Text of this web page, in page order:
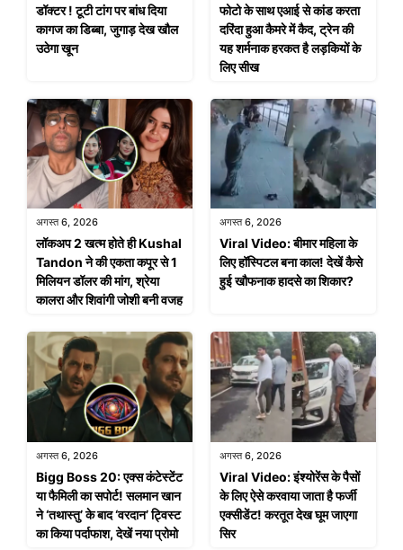
डॉक्टर ! टूटी टांग पर बांध दिया
कागज का डिब्बा, जुगाड़ देख खौल
उठेगा खून
फोटो के साथ एआई से कांड करता
दरिंदा हुआ कैमरे में कैद, ट्रेन की
यह शर्मनाक हरकत है लड़कियों के
लिए सीख
अगस्त 6, 2026
लॉकअप 2 खत्म होते ही Kushal
Tandon ने की एकता कपूर से 1
मिलियन डॉलर की मांग, श्रेया
कालरा और शिवांगी जोशी बनी वजह
अगस्त 6, 2026
Viral Video: बीमार महिला के
लिए हॉस्पिटल बना काल! देखें कैसे
हुई खौफनाक हादसे का शिकार?
अगस्त 6, 2026
Bigg Boss 20: एक्स कंटेस्टेंट
या फैमिली का सपोर्ट! सलमान खान
ने ‘तथास्तु’ के बाद ‘वरदान’ ट्विस्ट
का किया पर्दाफाश, देखें नया प्रोमो
अगस्त 6, 2026
Viral Video: इंश्योरेंस के पैसों
के लिए ऐसे करवाया जाता है फर्जी
एक्सीडेंट! करतूत देख घूम जाएगा
सिर